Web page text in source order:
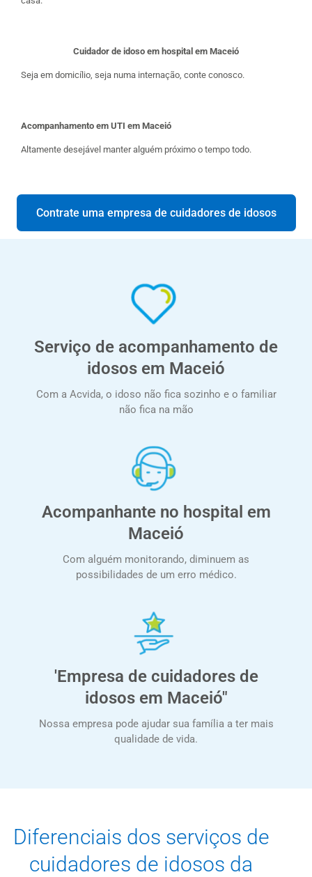
Cuidador de idoso em hospital em Maceió
Seja em domicílio, seja numa internação, conte conosco.
Acompanhamento em UTI em Maceió
Altamente desejável manter alguém próximo o tempo todo.
Contrate uma empresa de cuidadores de idosos
Serviço de acompanhamento de
idosos em Maceió
Com a Acvida, o idoso não fica sozinho e o familiar
não fica na mão
Acompanhante no hospital em
Maceió
Com alguém monitorando, diminuem as
possibilidades de um erro médico.
'Empresa de cuidadores de
idosos em Maceió"
Nossa empresa pode ajudar sua família a ter mais
qualidade de vida.
Diferenciais dos serviços de
cuidadores de idosos da